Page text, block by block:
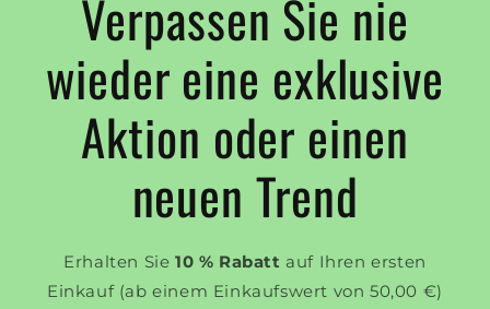
Verpassen Sie nie
wieder eine exklusive
Aktion oder einen
neuen Trend
Erhalten Sie 10 % Rabatt auf Ihren ersten
Einkauf (ab einem Einkaufswert von 50,00 €)